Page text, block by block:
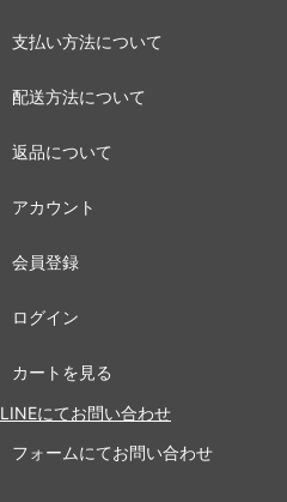
支払い方法について
配送方法について
返品について
アカウント
会員登録
ログイン
カートを見る
LINEにてお問い合わせ
フォームにてお問い合わせ